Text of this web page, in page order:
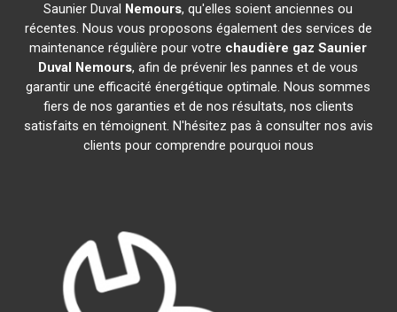
Saunier Duval Nemours, qu'elles soient anciennes ou
récentes. Nous vous proposons également des services de
maintenance régulière pour votre chaudière gaz Saunier
Duval Nemours, afin de prévenir les pannes et de vous
garantir une efficacité énergétique optimale. Nous sommes
fiers de nos garanties et de nos résultats, nos clients
satisfaits en témoignent. N'hésitez pas à consulter nos avis
clients pour comprendre pourquoi nous